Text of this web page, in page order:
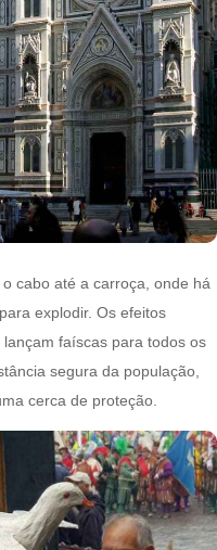
cabo até a carroça, onde há
explodir. Os efeitos
faíscas para todos os
segura da população,
cerca de proteção.